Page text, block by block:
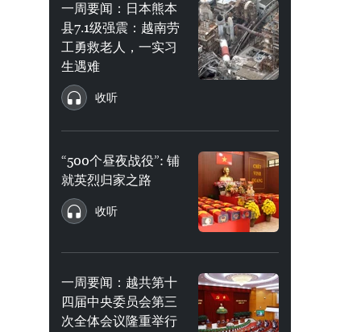
一周要闻：日本熊本
县7.1级强震：越南劳
工勇救老人，一实习
生遇难
收听
“500个昼夜战役”: 铺
就英烈归家之路
收听
一周要闻：越共第十
四届中央委员会第三
次全体会议隆重举行